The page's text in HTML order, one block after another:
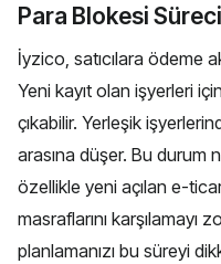
Para Blokesi Süreci
İyzico, satıcılara ödeme
Yeni kayıt olan işyerleri
çıkabilir. Yerleşik
arasına düşer. Bu durum
özellikle yeni açılan e-
masraflarını karşılamayı
planlamanızı bu süreyi